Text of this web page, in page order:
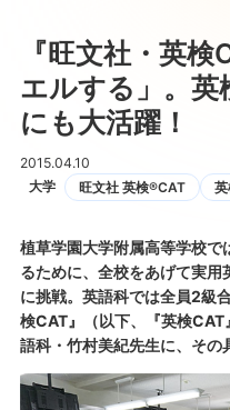
『旺文社・英
エルする」。英
にも大活躍！
2015.04.10
大学
旺文社 英検®CAT
植草学園大学附属高等学校で
るために、全校をあげて実
に挑戦。英語科では全員2級
検CAT』（以下、『英検
語科・竹村美紀先生に、その